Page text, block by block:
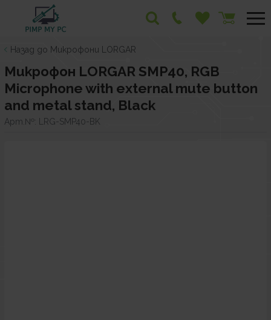
Назад до Микрофони LORGAR
Микрофон LORGAR SMP40, RGB
Microphone with external mute button
and metal stand, Black
Арт.№: LRG-SMP40-BK